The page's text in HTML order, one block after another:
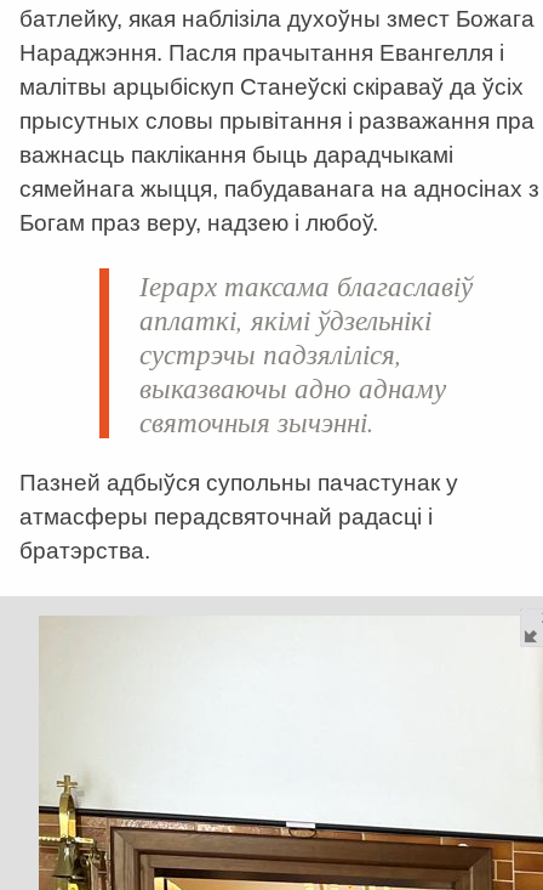
батлейку, якая наблізіла духоўны змест Божага
Нараджэння. Пасля прачытання Евангелля і
малітвы арцыбіскуп Станеўскі скіраваў да ўсіх
прысутных словы прывітання і разважання пра
важнасць паклікання быць дарадчыкамі
сямейнага жыцця, пабудаванага на адносінах з
Богам праз веру, надзею і любоў.
Іерарх таксама благаславіў
аплаткі, якімі ўдзельнікі
сустрэчы падзяліліся,
выказваючы адно аднаму
святочныя зычэнні.
Пазней адбыўся супольны пачастунак у
атмасферы перадсвяточнай радасці і
братэрства.